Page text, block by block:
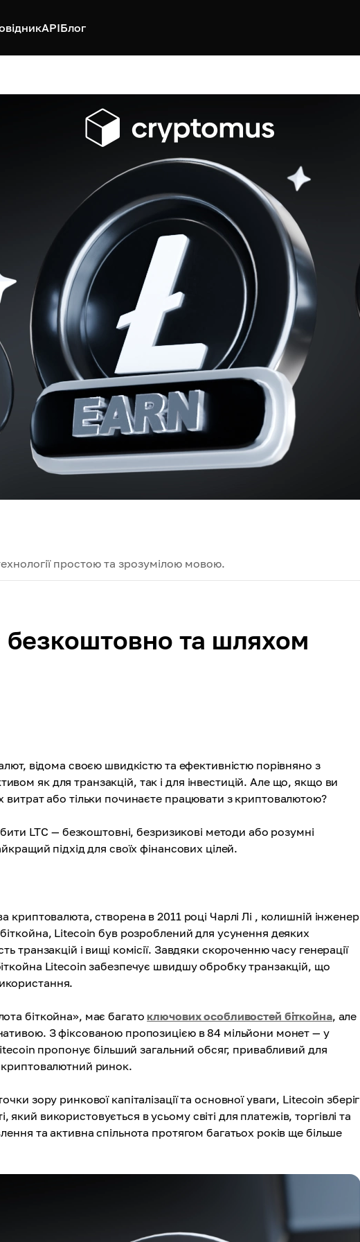
APIБлог
простою та зрозумілою мовою.
та шляхом
відома своєю швидкістю та ефективністю порівняно з
як для транзакцій, так і для інвестицій. Але що, якщо ви
або тільки починаєте працювати з криптовалютою?
LTC — безкоштовні, безризикові методи або розумні
підхід для своїх фінансових цілей.
криптовалюта, створена в 2011 році Чарлі Лі , колишній інженер
Litecoin був розроблений для усунення деяких
транзакцій і вищі комісії. Завдяки скороченню часу генерації
Litecoin забезпечує швидшу обробку транзакцій, що
біткойна», має багатоключових особливостей біткойна, але
З фіксованою пропозицією в 84 мільйони монет — у
пропонує більший загальний обсяг, привабливий для
криптовалютний ринок.
зору ринкової капіталізації та основної уваги, Litecoin зберіг
використовується в усьому світі для платежів, торгівлі та
та активна спільнота протягом багатьох років ще більше